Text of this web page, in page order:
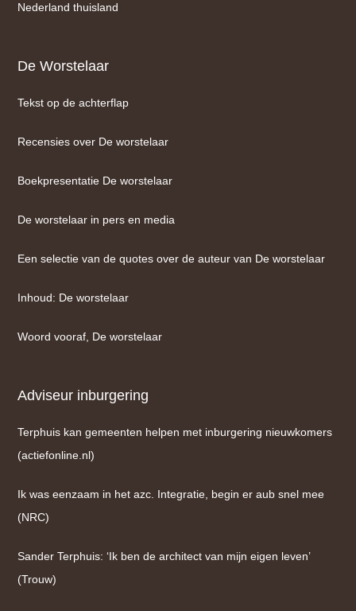
Nederland thuisland
De Worstelaar
Tekst op de achterflap
Recensies over De worstelaar
Boekpresentatie De worstelaar
De worstelaar in pers en media
Een selectie van de quotes over de auteur van De worstelaar
Inhoud: De worstelaar
Woord vooraf, De worstelaar
Adviseur inburgering
Terphuis kan gemeenten helpen met inburgering nieuwkomers
(actiefonline.nl)
Ik was eenzaam in het azc. Integratie, begin er aub snel mee
(NRC)
Sander Terphuis: ‘Ik ben de architect van mijn eigen leven’
(Trouw)